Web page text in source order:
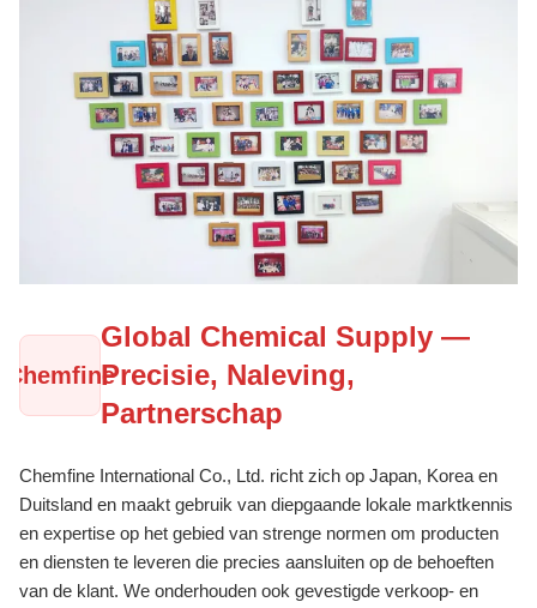
Chemfine
Global Chemical Supply —
Precisie, Naleving,
Partnerschap
Chemfine International Co., Ltd. richt zich op Japan, Korea en
Duitsland en maakt gebruik van diepgaande lokale marktkennis
en expertise op het gebied van strenge normen om producten
en diensten te leveren die precies aansluiten op de behoeften
van de klant. We onderhouden ook gevestigde verkoop- en